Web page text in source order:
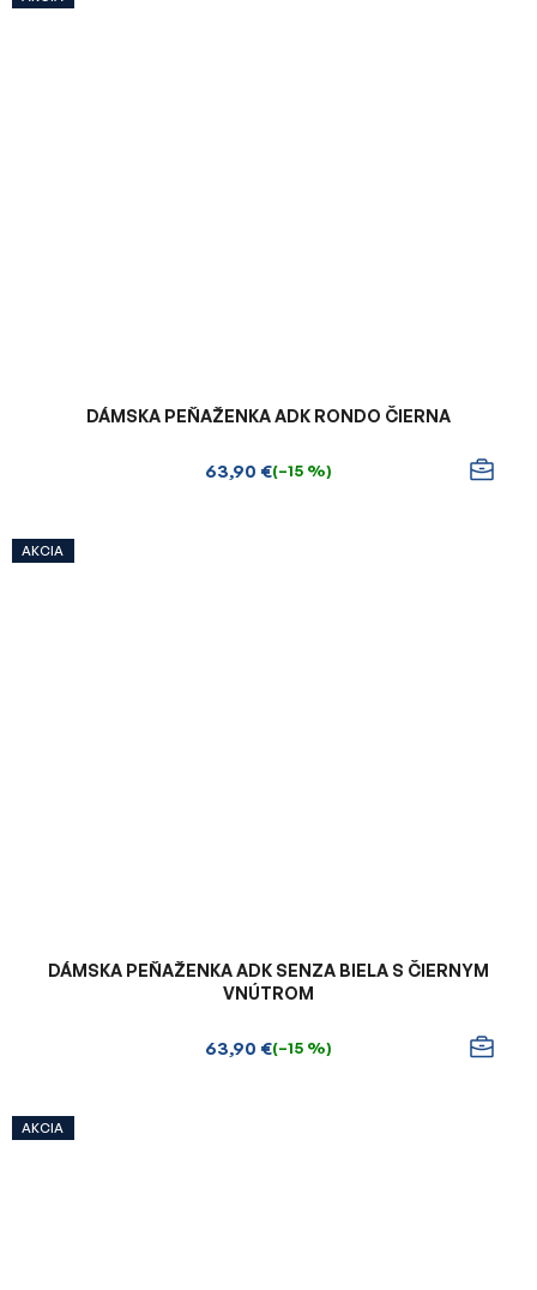
DÁMSKA PEŇAŽENKA ADK RONDO ČIERNA
63,90 €(–15 %)
AKCIA
DÁMSKA PEŇAŽENKA ADK SENZA BIELA S ČIERNYM
VNÚTROM
63,90 €(–15 %)
AKCIA